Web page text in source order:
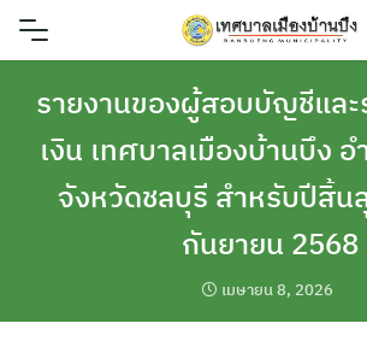
Skip
รายงานของผู้สอบบัญชีและ
เงิน เทศบาลเมืองบ้านบึง อ
จังหวัดชลบุรี สำหรับปีสิ้น
กันยายน 2568
เมษายน 8, 2026